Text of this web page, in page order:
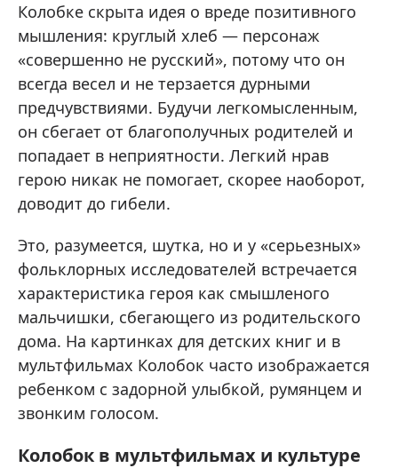
Колобке скрыта идея о вреде позитивного
мышления: круглый хлеб — персонаж
«совершенно не русский», потому что он
всегда весел и не терзается дурными
предчувствиями. Будучи легкомысленным,
он сбегает от благополучных родителей и
попадает в неприятности. Легкий нрав
герою никак не помогает, скорее наоборот,
доводит до гибели.
Это, разумеется, шутка, но и у «серьезных»
фольклорных исследователей встречается
характеристика героя как смышленого
мальчишки, сбегающего из родительского
дома. На картинках для детских книг и в
мультфильмах Колобок часто изображается
ребенком с задорной улыбкой, румянцем и
звонким голосом.
Колобок в мультфильмах и культуре